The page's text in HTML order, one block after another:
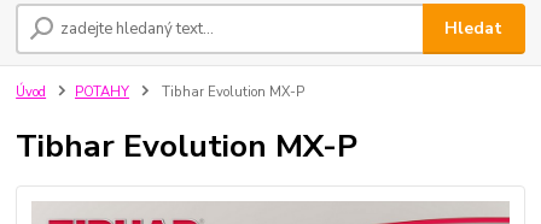
Hledat
Úvod POTAHY Tibhar Evolution MX-P
Tibhar Evolution MX-P